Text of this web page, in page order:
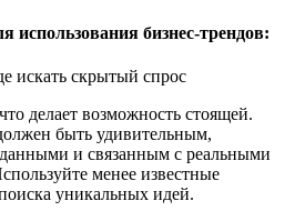
бизнес-трендов:
искать скрытый спрос
делает возможность стоящей.
быть удивительным,
и связанным с реальными
менее известные
уникальных идей.